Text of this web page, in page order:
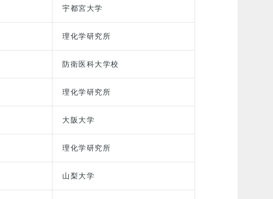
宇都宮大学
理化学研究所
防衛医科大学校
理化学研究所
大阪大学
理化学研究所
山梨大学